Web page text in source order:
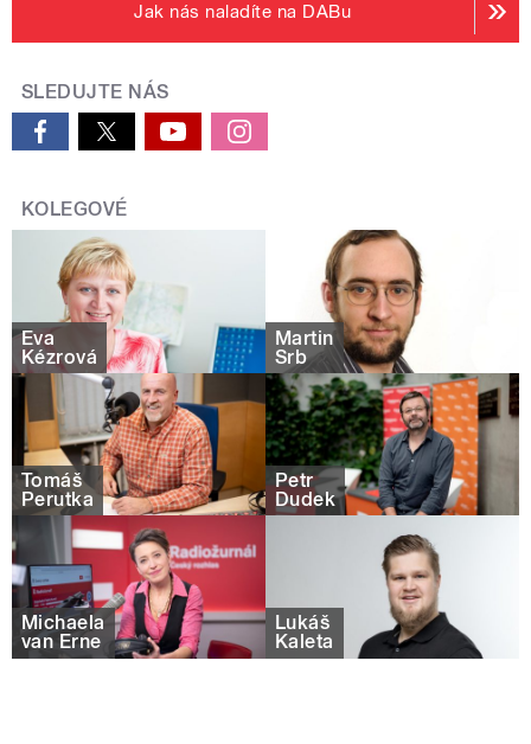
Jak nás naladíte na DABu
SLEDUJTE NÁS
KOLEGOVÉ
Eva
Kézrová
Martin
Srb
Tomáš
Perutka
Petr
Dudek
Michaela
van Erne
Lukáš
Kaleta